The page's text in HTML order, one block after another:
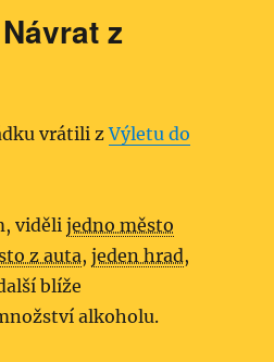
z
vrátili zVýletu do
vidělijedno město
z auta,jeden hrad,
blíže
alkoholu.